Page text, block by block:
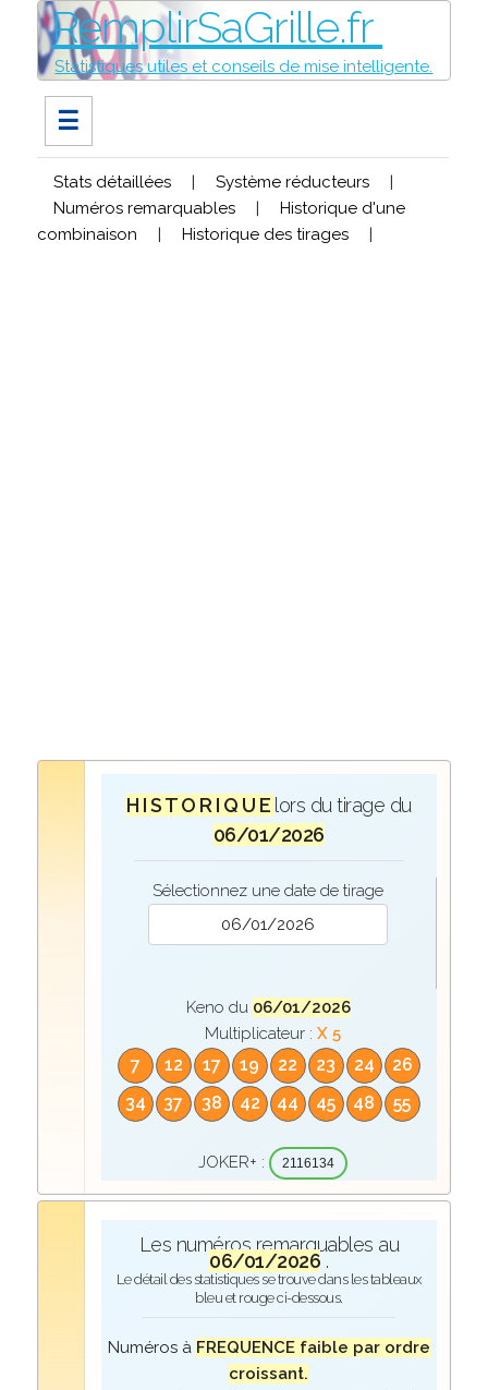
RemplirSaGrille.fr
Statistiques utiles et conseils de mise intelligente.
☰
Stats détaillées | Système réducteurs
|
Numéros remarquables
|
Historique d'une
combinaison
| Historique des tirages |
H I S T O R I Q U E lors du tirage du
06/01/2026
Sélectionnez une date de tirage
Keno du 06/01/2026
Multiplicateur :X 5
7 12 17 19 22 23 24
26
34
37 38 42 44 45 48 55
JOKER+ : 2116134
Les numéros remarquables au
06/01/2026 .
Le détail des statistiques se trouve dans les tableaux
bleu et rouge ci-dessous.
Numéros à FREQUENCE faible par ordre
croissant.